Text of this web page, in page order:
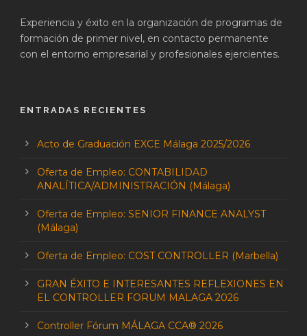
Experiencia y éxito en la organización de programas de
formación de primer nivel, en contacto permanente
con el entorno empresarial y profesionales ejercientes.
ENTRADAS RECIENTES
Acto de Graduación EXCE Málaga 2025/2026
Oferta de Empleo: CONTABILIDAD
ANALÍTICA/ADMINISTRACIÓN (Málaga)
Oferta de Empleo: SENIOR FINANCE ANALYST
(Málaga)
Oferta de Empleo: COST CONTROLLER (Marbella)
GRAN ÉXITO E INTERESANTES REFLEXIONES EN
EL CONTROLLER FORUM MALAGA 2026
Controller Fórum MÁLAGA CCA® 2026